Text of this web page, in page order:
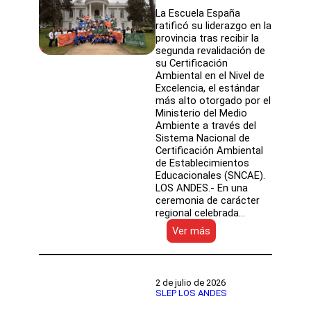
La Escuela España
ratificó su liderazgo en la
provincia tras recibir la
segunda revalidación de
su Certificación
Ambiental en el Nivel de
Excelencia, el estándar
más alto otorgado por el
Ministerio del Medio
Ambiente a través del
Sistema Nacional de
Certificación Ambiental
de Establecimientos
Educacionales (SNCAE).
LOS ANDES.- En una
ceremonia de carácter
regional celebrada…
Ver más
Orgullo
territorial:
España
de
2 de julio de 2026
SLEP LOS ANDES